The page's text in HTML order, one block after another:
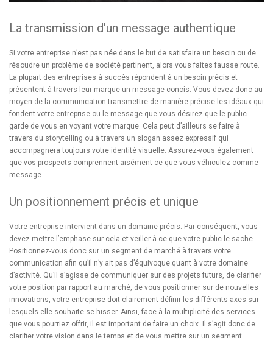
La transmission d’un message authentique
Si votre entreprise n’est pas née dans le but de satisfaire un besoin ou de
résoudre un problème de société pertinent, alors vous faites fausse route.
La plupart des entreprises à succès répondent à un besoin précis et
présentent à travers leur marque un message concis. Vous devez donc au
moyen de la communication transmettre de manière précise les idéaux qui
fondent votre entreprise ou le message que vous désirez que le public
garde de vous en voyant votre marque. Cela peut d’ailleurs se faire à
travers du storytelling ou à travers un slogan assez expressif qui
accompagnera toujours votre identité visuelle. Assurez-vous également
que vos prospects comprennent aisément ce que vous véhiculez comme
message.
Un positionnement précis et unique
Votre entreprise intervient dans un domaine précis. Par conséquent, vous
devez mettre l’emphase sur cela et veiller à ce que votre public le sache.
Positionnez-vous donc sur un segment de marché à travers votre
communication afin qu’il n’y ait pas d’équivoque quant à votre domaine
d’activité. Qu’il s’agisse de communiquer sur des projets futurs, de clarifier
votre position par rapport au marché, de vous positionner sur de nouvelles
innovations, votre entreprise doit clairement définir les différents axes sur
lesquels elle souhaite se hisser. Ainsi, face à la multiplicité des services
que vous pourriez offrir, il est important de faire un choix. Il s’agit donc de
clarifier votre vision dans le temps et de vous mettre sur un segment